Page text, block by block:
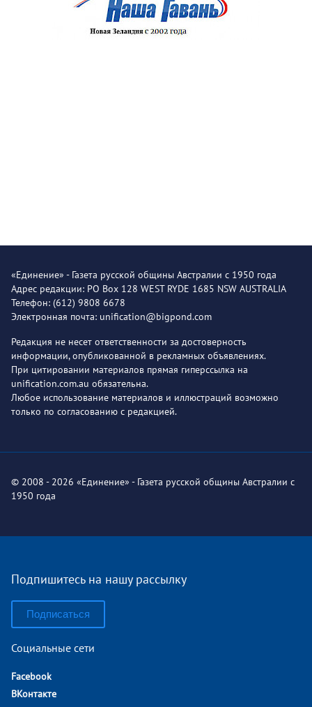
«Единение» - Газета русской общины Австралии с 1950 года
Адрес редакции: PO Box 128 WEST RYDE 1685 NSW AUSTRALIA
Телефон: (612) 9808 6678
Электронная почта: unification@bigpond.com
Редакция не несет ответственности за достоверность
информации, опубликованной в рекламных объявлениях.
При цитировании материалов прямая гиперссылка на
unification.com.au обязательна.
Любое использование материалов и иллюстраций возможно
только по согласованию с редакцией.
© 2008 - 2026 «Единение» - Газета русской общины Австралии с
1950 года
Подпишитесь на нашу рассылку
Подписаться
Социальные сети
Facebook
ВКонтакте